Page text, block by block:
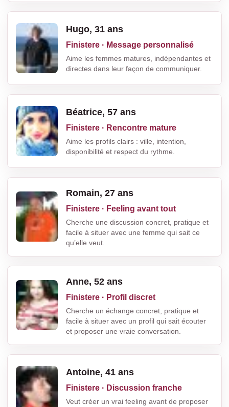
Hugo, 31 ans
Finistere · Message personnalisé
Aime les femmes matures, indépendantes et
directes dans leur façon de communiquer.
Béatrice, 57 ans
Finistere · Rencontre mature
Aime les profils clairs : ville, intention,
disponibilité et respect du rythme.
Romain, 27 ans
Finistere · Feeling avant tout
Cherche une discussion concret, pratique et
facile à situer avec une femme qui sait ce
qu’elle veut.
Anne, 52 ans
Finistere · Profil discret
Cherche un échange concret, pratique et
facile à situer avec un profil qui sait écouter
et proposer une vraie conversation.
Antoine, 41 ans
Finistere · Discussion franche
Veut créer un vrai feeling avant de proposer